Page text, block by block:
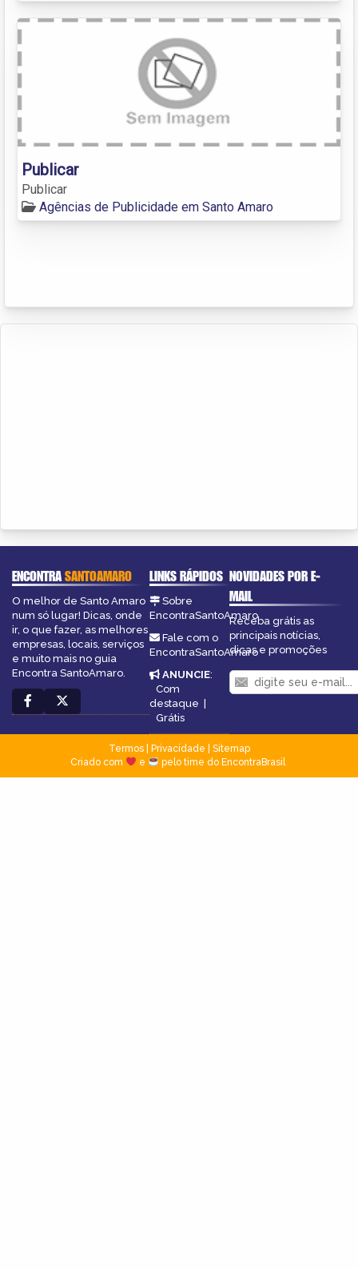
Publicar
Publicar
Agências de Publicidade em Santo Amaro
ENCONTRASANTOAMARO
O melhor de Santo Amaro
num só lugar! Dicas, onde
ir, o que fazer, as melhores
empresas, locais, serviços
e muito mais no guia
Encontra SantoAmaro.
LINKS RÁPIDOS
Sobre
EncontraSantoAmaro
Fale com o
EncontraSantoAmaro
ANUNCIE:
Com
destaque |
Grátis
NOVIDADES POR E-
MAIL
Receba grátis as
principais notícias,
dicas e promoções
Termos| Privacidade
Sitemap
Criado com
e pelo time do EncontraBrasil